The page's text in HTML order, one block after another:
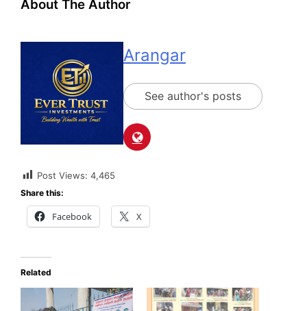
About The Author
Arangar
See author's posts
Post Views: 4,465
Share this:
Facebook X
Related